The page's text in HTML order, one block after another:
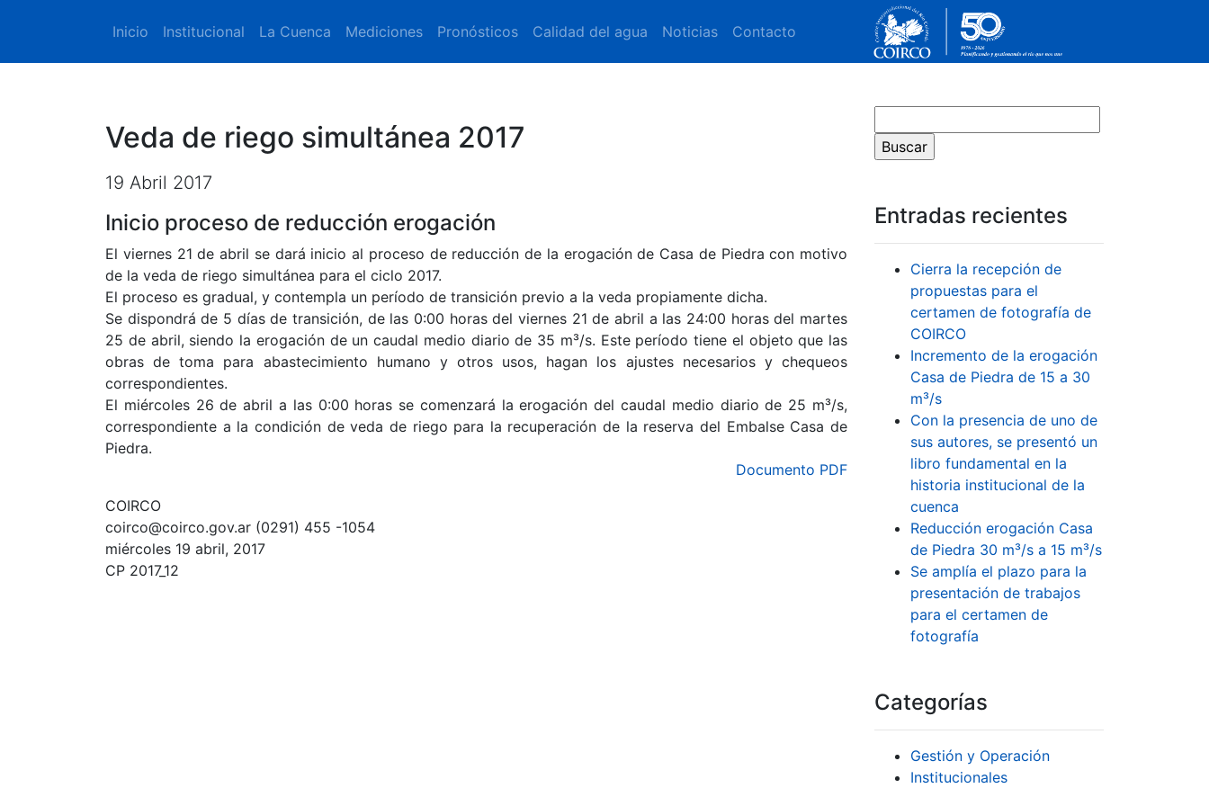
Inicio Institucional La Cuenca Mediciones Pronósticos Calidad del agua Noticias Contacto
Veda de riego simultánea 2017
19 Abril 2017
Inicio proceso de reducción erogación
El viernes 21 de abril se dará inicio al proceso de reducción de la erogación de Casa de Piedra con motivo
de la veda de riego simultánea para el ciclo 2017.
El proceso es gradual, y contempla un período de transición previo a la veda propiamente dicha.
Se dispondrá de 5 días de transición, de las 0:00 horas del viernes 21 de abril a las 24:00 horas del martes
25 de abril, siendo la erogación de un caudal medio diario de 35 m³/s. Este período tiene el objeto que las
obras de toma para abastecimiento humano y otros usos, hagan los ajustes necesarios y chequeos
correspondientes.
El miércoles 26 de abril a las 0:00 horas se comenzará la erogación del caudal medio diario de 25 m³/s,
correspondiente a la condición de veda de riego para la recuperación de la reserva del Embalse Casa de
Piedra.
Documento PDF
COIRCO
coirco@coirco.gov.ar (0291) 455 -1054
miércoles 19 abril, 2017
CP 2017_12
Entradas recientes
Cierra la recepción de
propuestas para el
certamen de fotografía de
COIRCO
Incremento de la erogación
Casa de Piedra de 15 a 30
m³/s
Con la presencia de uno de
sus autores, se presentó un
libro fundamental en la
historia institucional de la
cuenca
Reducción erogación Casa
de Piedra 30 m³/s a 15 m³/s
Se amplía el plazo para la
presentación de trabajos
para el certamen de
fotografía
Categorías
Gestión y Operación
Institucionales